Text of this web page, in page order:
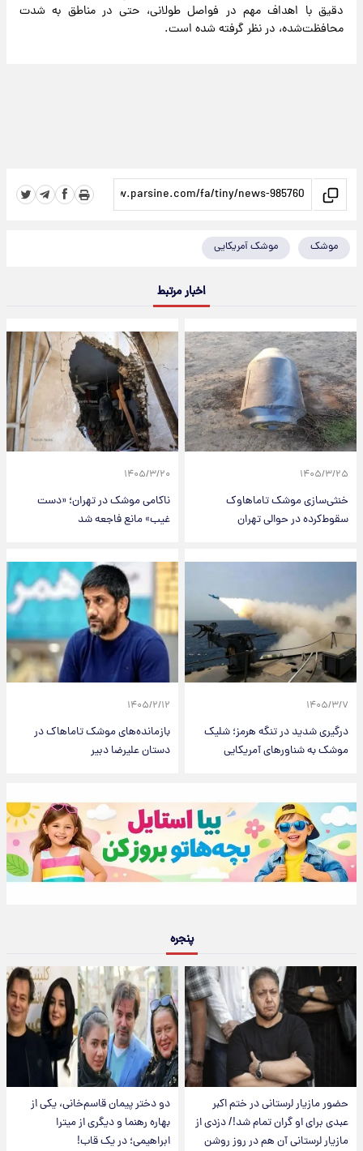
دقیق با اهداف مهم در فواصل طولانی، حتی در مناطق به شدت
محافظت‌شده، در نظر گرفته شده است.
موشک موشک آمریکایی
اخبار مرتبط
۱۴۰۵/۳/۲۵
خنثی‌سازی موشک تاماهاوک
سقوط‌کرده در حوالی تهران
۱۴۰۵/۳/۲۰
ناکامی موشک در تهران؛ «دست
غیب» مانع فاجعه شد
۱۴۰۵/۳/۷
درگیری شدید در تنگه هرمز؛ شلیک
موشک به شناورهای آمریکایی
۱۴۰۵/۲/۱۲
بازمانده‌های موشک تاماهاک در
دستان علیرضا دبیر
پنجره
حضور مازیار لرستانی در ختم اکبر
عبدی برای او گران تمام شد!/ دزدی از
مازیار لرستانی آن هم در روز روشن
دو دختر پیمان قاسم‌خانی، یکی از
بهاره رهنما و دیگری از میترا
ابراهیمی؛ در یک قاب!